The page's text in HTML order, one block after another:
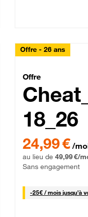
Offre - 26 ans
Offre
18_26
24,99 € /
au lieu de 49,99 €/
Sans engagement
-25€ / mois25 € par
jusqu'à